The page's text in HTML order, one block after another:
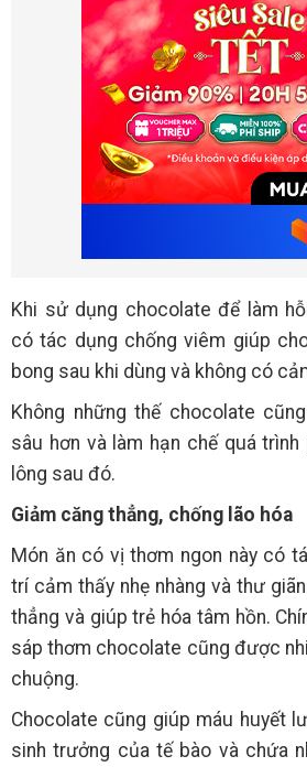
Khi sử dụng chocolate để làm
có tác dụng chống viêm giúp
bong sau khi dùng và không có
Không những thế chocolate
sâu hơn và làm hạn chế quá
lông sau đó.
Giảm căng thẳng, chống lão hóa
Món ăn có vị thơm ngon này có
trí cảm thấy nhẹ nhàng và thư
thẳng và giúp trẻ hóa tâm hồn.
sáp thơm chocolate cũng được
chuộng.
Chocolate cũng giúp máu huyết
sinh trưởng của tế bào và chứa